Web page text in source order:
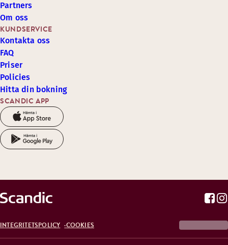
SCANDIC APP
KUNDSERVICE
Kontakta oss
FAQ
Priser
Policies
Hitta din bokning
Partners
Om oss
INTEGRITETSPOLICY COOKIES